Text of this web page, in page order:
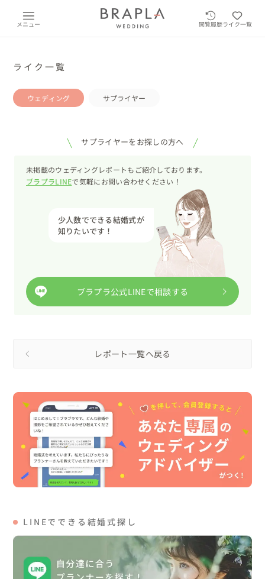
メニュー 閲覧履歴ライク一覧
ライク一覧
ウェディング サプライヤー
サプライヤーをお探しの方へ
未掲載のウェディングレポートもご紹介しております。
ブラプラLINEで気軽にお問い合わせください！
少人数でできる結婚式が
知りたいです！
ブラプラ公式LINEで相談する
レポート一覧へ戻る
LINEでできる結婚式探し